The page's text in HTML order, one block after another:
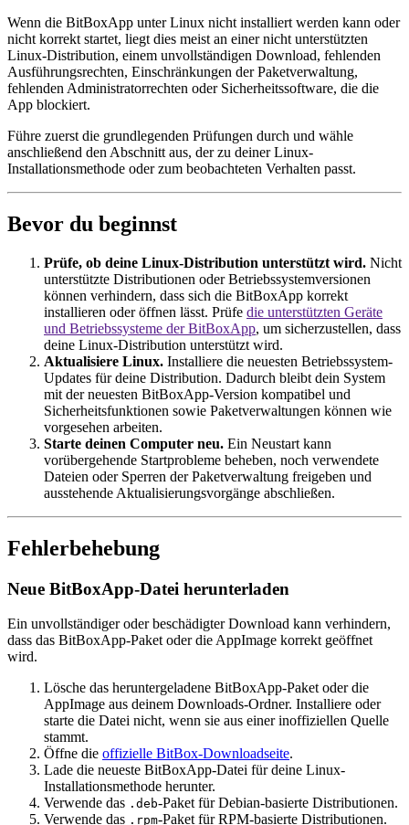
Wenn die BitBoxApp unter Linux nicht installiert werden kann oder
nicht korrekt startet, liegt dies meist an einer nicht unterstützten
Linux-Distribution, einem unvollständigen Download, fehlenden
Ausführungsrechten, Einschränkungen der Paketverwaltung,
fehlenden Administratorrechten oder Sicherheitssoftware, die die
App blockiert.
Führe zuerst die grundlegenden Prüfungen durch und wähle
anschließend den Abschnitt aus, der zu deiner Linux-
Installationsmethode oder zum beobachteten Verhalten passt.
Bevor du beginnst
Prüfe, ob deine Linux-Distribution unterstützt wird. Nicht
unterstützte Distributionen oder Betriebssystemversionen
können verhindern, dass sich die BitBoxApp korrekt
installieren oder öffnen lässt. Prüfe die unterstützten Geräte
und Betriebssysteme der BitBoxApp, um sicherzustellen, dass
deine Linux-Distribution unterstützt wird.
Aktualisiere Linux. Installiere die neuesten Betriebssystem-
Updates für deine Distribution. Dadurch bleibt dein System
mit der neuesten BitBoxApp-Version kompatibel und
Sicherheitsfunktionen sowie Paketverwaltungen können wie
vorgesehen arbeiten.
Starte deinen Computer neu. Ein Neustart kann
vorübergehende Startprobleme beheben, noch verwendete
Dateien oder Sperren der Paketverwaltung freigeben und
ausstehende Aktualisierungsvorgänge abschließen.
Fehlerbehebung
Neue BitBoxApp-Datei herunterladen
Ein unvollständiger oder beschädigter Download kann verhindern,
dass das BitBoxApp-Paket oder die AppImage korrekt geöffnet
wird.
Lösche das heruntergeladene BitBoxApp-Paket oder die
AppImage aus deinem Downloads-Ordner. Installiere oder
starte die Datei nicht, wenn sie aus einer inoffiziellen Quelle
stammt.
Öffne die offizielle BitBox-Downloadseite.
Lade die neueste BitBoxApp-Datei für deine Linux-
Installationsmethode herunter.
Verwende das .deb-Paket für Debian-basierte Distributionen.
Verwende das .rpm-Paket für RPM-basierte Distributionen.